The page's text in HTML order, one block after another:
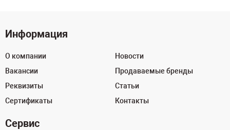
Информация
О компании
Вакансии
Реквизиты
Сертификаты
Новости
Продаваемые бренды
Статьи
Контакты
Сервис